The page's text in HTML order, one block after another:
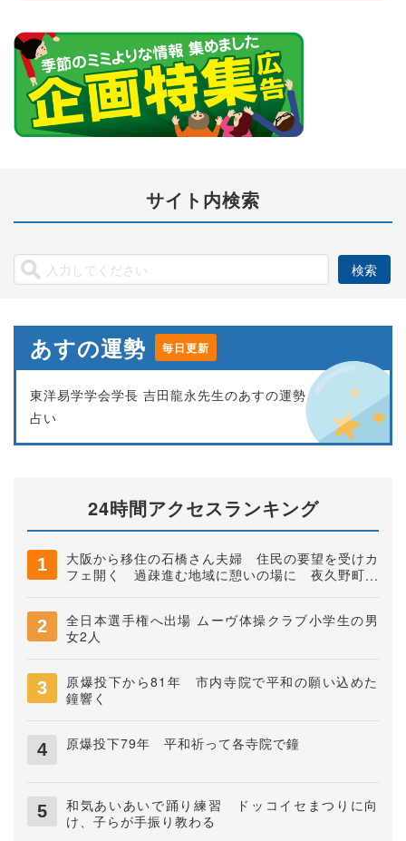
サイト内検索
あすの運勢 毎日更新
東洋易学学会学長 吉田龍永先生のあすの運勢
占い
24時間アクセスランキング
大阪から移住の石橋さん夫婦 住民の要望を受けカ
フェ開く 過疎進む地域に憩いの場に 夜久野町稲
全日本選手権へ出場 ムーヴ体操クラブ小学生の男
女2人
原爆投下から81年 市内寺院で平和の願い込めた
鐘響く
原爆投下79年 平和祈って各寺院で鐘
和気あいあいで踊り練習 ドッコイセまつりに向
け、子らが手振り教わる